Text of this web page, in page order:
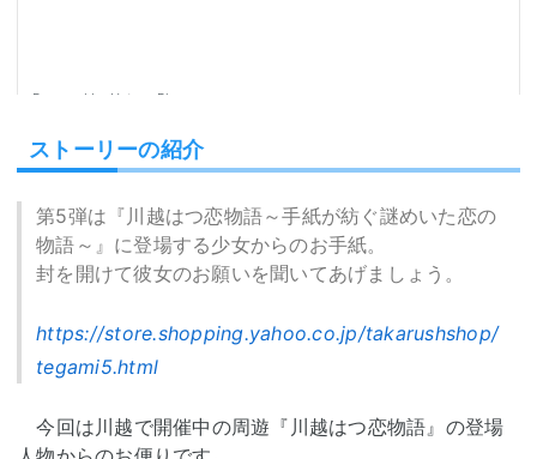
ストーリーの紹介
第5弾は『川越はつ恋物語～手紙が紡ぐ謎めいた恋の
物語～』に登場する少女からのお手紙。
封を開けて彼女のお願いを聞いてあげましょう。
https://store.shopping.yahoo.co.jp/takarushshop/
tegami5.html
今回は川越で開催中の周遊『川越はつ恋物語』の登場